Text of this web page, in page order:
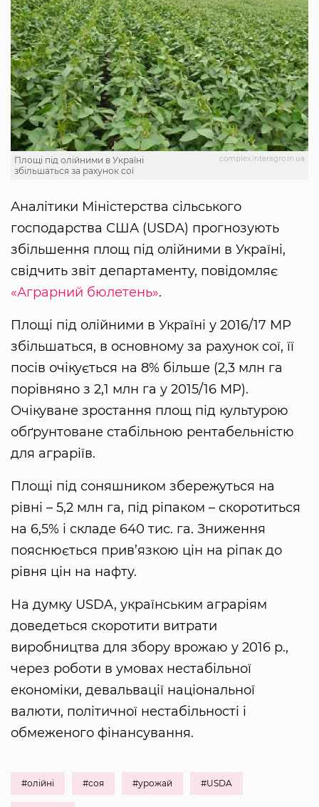
complex.interagro.in.ua
Площі під олійними в Україні
збільшаться за рахунок сої
Аналітики Міністерства сільського
господарства США (USDA) прогнозують
збільшення площ під олійними в Україні,
свідчить звіт департаменту, повідомляє
«Аграрний бюлетень».
Площі під олійними в Україні у 2016/17 МР
збільшаться, в основному за рахунок сої, її
посів очікується на 8% більше (2,3 млн га
порівняно з 2,1 млн га у 2015/16 МР).
Очікуване зростання площ під культурою
обґрунтоване стабільною рентабельністю
для аграріїв.
Площі під соняшником збережуться на
рівні – 5,2 млн га, під ріпаком – скоротиться
на 6,5% і складе 640 тис. га. Зниження
пояснюється прив’язкою цін на ріпак до
рівня цін на нафту.
На думку USDA, українським аграріям
доведеться скоротити витрати
виробництва для збору врожаю у 2016 р.,
через роботи в умовах нестабільної
економіки, девальвації національної
валюти, політичної нестабільності і
обмеженого фінансування.
#олійні #соя #урожай #USDA